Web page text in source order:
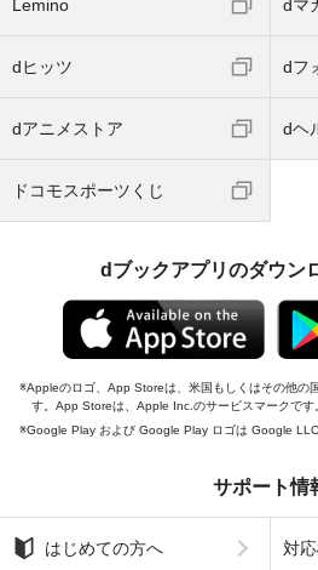
Lemino dマ
dヒッツ dフ
dアニメストア dヘ
ドコモスポーツくじ
dブックアプリのダウン
Appleのロゴ、App Storeは、米国もしくはその他の
す。App Storeは、Apple Inc.のサービスマークです
Google Play および Google Play ロゴは Google LLC
サポート情
はじめての方へ 対